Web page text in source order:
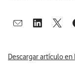
Abrir ventana para
Abrir Abrir
Descargar artículo en